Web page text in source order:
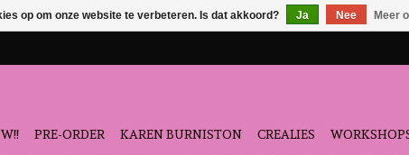
PRE-ORDER KAREN BURNISTON CREALIES
op om onze website te verbeteren. Is dat akkoord? Ja Nee Meer